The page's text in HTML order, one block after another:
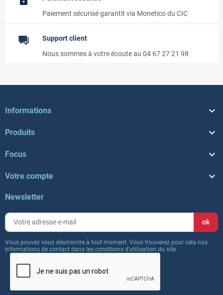
Paiement sécurisé garantit via Monetico du CIC
Support client
Nous sommes à votre écoute au 04 67 27 21 98
Informations 
Produits 
Focus 
Votre compte 
Newsletter
Vous pouvez vous désinscrire à tout moment. Vous trouverez pour cela nos
informations de contact dans les conditions d'utilisation du site.